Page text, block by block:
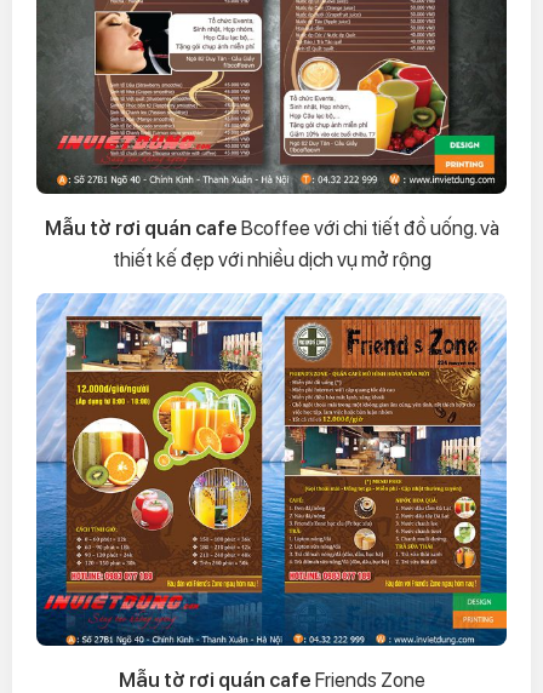
Mẫu tờ rơi quán cafe Bcoffee với chi tiết đồ uống. và
thiết kế đẹp với nhiều dịch vụ mở rộng
Mẫu tờ rơi quán cafe Friends Zone